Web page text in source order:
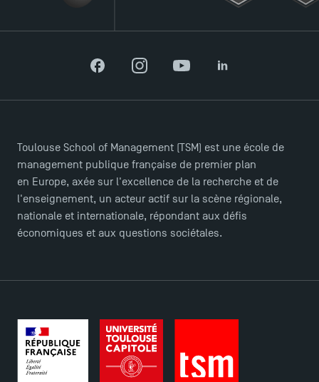
Ouverture des candidatures pour le Doctoral
Ouverture des candidatures en Master pour 2024-
2025
Trouvez votre Master pour l’année 2024-2025
2024-2025 à TSM !
Les Masters de TSM récompensés au classement
Eduniversal
FacebookInstagramYouTubeLinkedIn
Toulouse School of Management (TSM) est une école de
management publique française de premier plan
en Europe, axée sur l'excellence de la recherche et de
l'enseignement, un acteur actif sur la scène régionale,
nationale et internationale, répondant aux défis
économiques et aux questions sociétales.